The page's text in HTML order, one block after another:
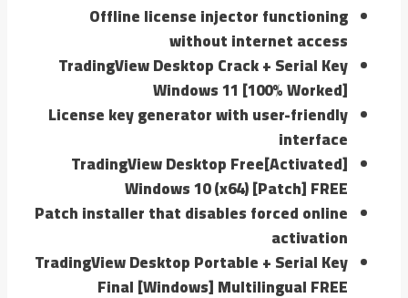
Offline license injector functioning
without internet access
TradingView Desktop Crack + Serial Key
Windows 11 [100% Worked]
License key generator with user-friendly
interface
TradingView Desktop Free[Activated]
Windows 10 (x64) [Patch] FREE
Patch installer that disables forced online
activation
TradingView Desktop Portable + Serial Key
Final [Windows] Multilingual FREE